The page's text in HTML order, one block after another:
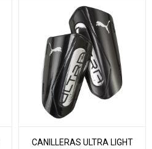
CANILLERAS ULTRA LIGHT